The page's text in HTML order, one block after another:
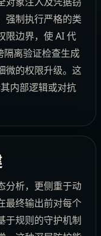
强制执行严格的类
限边界，使 AI 代
隔离验证检查生成
微的权限升级。这
内部逻辑或对抗
分析，更侧重于动
最终输出前对每个
于规则的守护机制